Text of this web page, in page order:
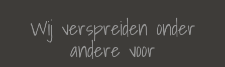
Wij verspreiden onder
andere voor